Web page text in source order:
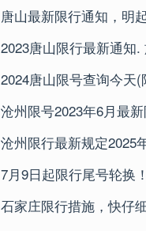
唐山最新限行通知，明
2023唐山限行最新通知.
2024唐山限号查询今天
沧州限号2023年6月最
沧州限行最新规定2025
7月9日起限行尾号轮换
石家庄限行措施，快仔